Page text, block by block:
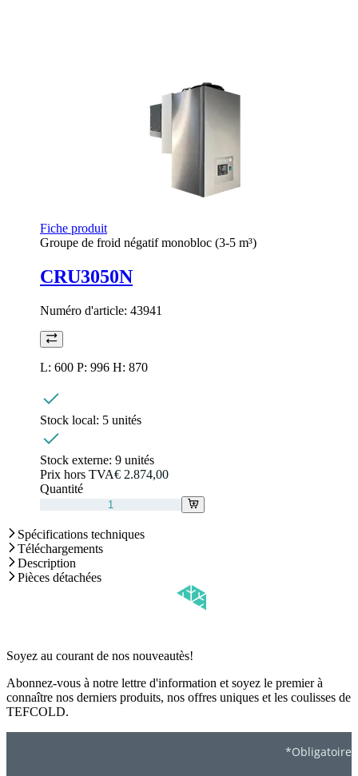
Fiche produit
Groupe de froid négatif monobloc (3-5 m³)
CRU3050N
Numéro d'article: 43941
L: 600 P: 996 H: 870
Stock local: 5 unités
Stock externe: 9 unités
Prix hors TVA€ 2.874,00
Quantité
Spécifications techniques
Téléchargements
Description
Pièces détachées
Soyez au courant de nos nouveautès!
Abonnez-vous à notre lettre d'information et soyez le premier à
connaître nos derniers produits, nos offres uniques et les coulisses de
TEFCOLD.
*Obligatoire